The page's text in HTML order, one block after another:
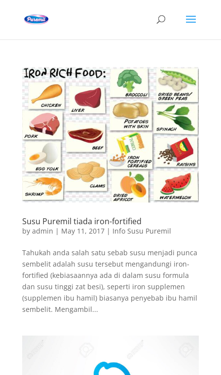
Susu Puremil tiada iron-fortified
by admin | May 11, 2017| Info Susu Puremil
Tahukah anda salah satu sebab susu menjadi punca
sembelit adalah susu tersebut mengandungi iron-
fortified (kebiasaannya ada di dalam susu formula
dan susu tinggi zat besi), seperti iron supplemen
(supplemen ibu hamil) biasanya penyebab ibu hamil
sembelit. Mengambil...